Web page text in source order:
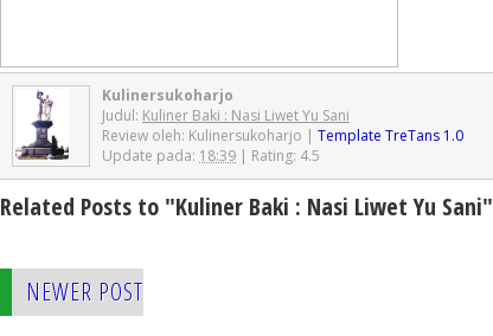
Kulinersukoharjo
Judul: Kuliner Baki : Nasi Liwet Yu Sani
Review oleh: Kulinersukoharjo | Template TreTans 1.0
Update pada: 18:39 | Rating: 4.5
Related Posts to "Kuliner Baki : Nasi Liwet Yu Sani"
NEWER POST